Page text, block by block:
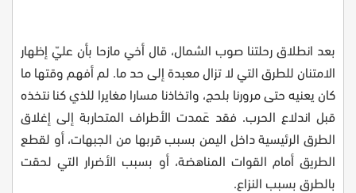
بعد انطلاق رحلتنا صوب الشمال، قال أخي مازحا بأن عليّ إظهار
الامتنان للطرق التي لا تزال معبدة إلى حد ما. لم أفهم وقتها ما
كان يعنيه حتى مرورنا بلحج، واتخاذنا مسارا مغايرا للذي كنا نتخذه
قبل اندلاع الحرب. فقد عَمدت الأطراف المتحاربة إلى إغلاق
الطرق الرئيسية داخل اليمن بسبب قربها من الجبهات، أو لقطع
الطريق أمام القوات المناهضة، أو بسبب الأضرار التي لحقت
بالطرق بسبب النزاع.